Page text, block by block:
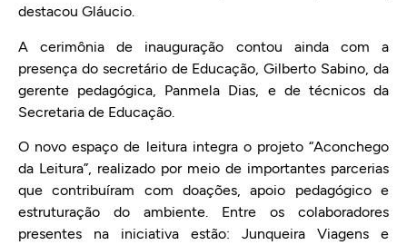
destacou Gláucio.
A cerimônia de inauguração contou ainda com a
presença do secretário de Educação, Gilberto Sabino, da
gerente pedagógica, Panmela Dias, e de técnicos da
Secretaria de Educação.
O novo espaço de leitura integra o projeto “Aconchego
da Leitura”, realizado por meio de importantes parcerias
que contribuíram com doações, apoio pedagógico e
estruturação do ambiente. Entre os colaboradores
presentes na iniciativa estão: Junqueira Viagens e